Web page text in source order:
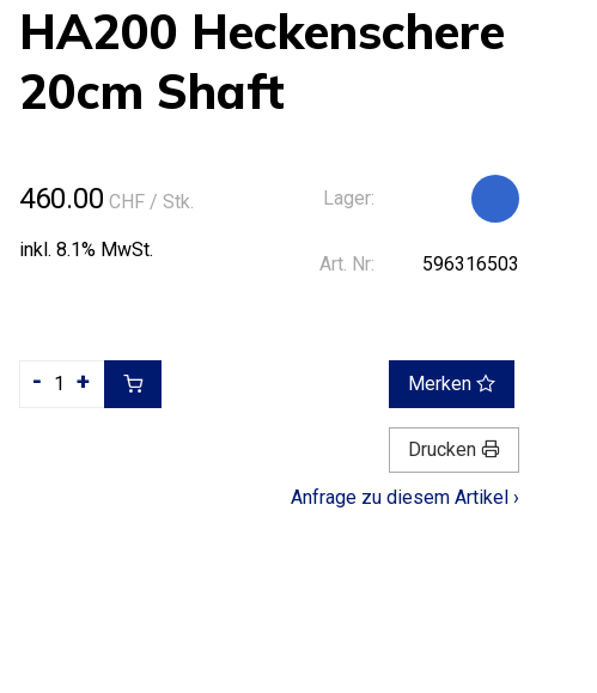
HA200 Heckenschere
20cm Shaft
460.00 CHF / Stk.
inkl. 8.1% MwSt.
Lager:
Art. Nr: 596316503
- + Merken
Drucken
Anfrage zu diesem Artikel ›